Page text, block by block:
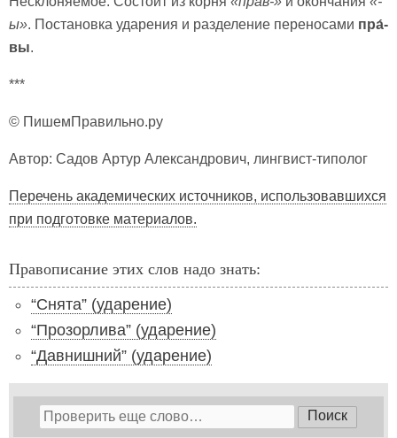
ы». Постановка ударения и разделение переносами пра́-
вы.
***
© ПишемПравильно.ру
Автор: Садов Артур Александрович, лингвист-типолог
Перечень академических источников, использовавшихся
при подготовке материалов.
Правописание этих слов надо знать:
“Снята” (ударение)
“Прозорлива” (ударение)
“Давнишний” (ударение)